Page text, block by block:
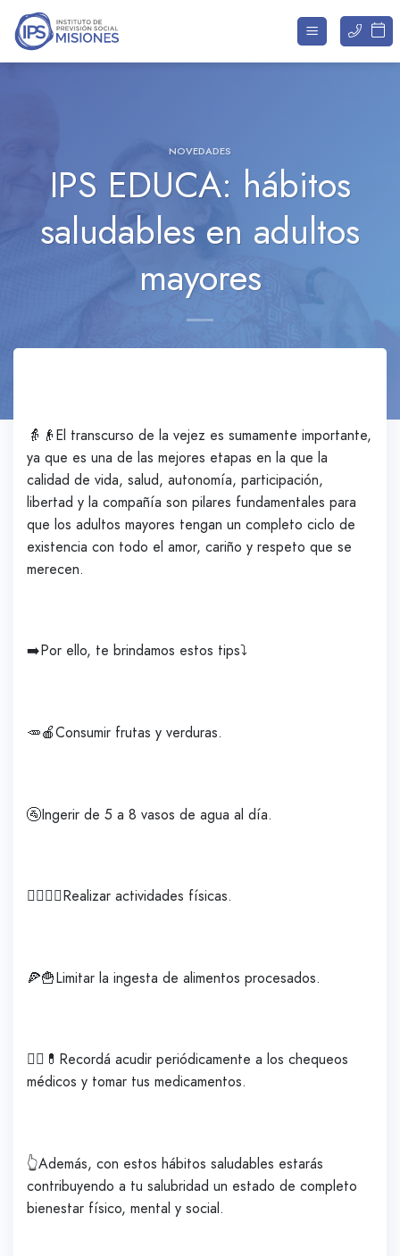
Saltar
contenido
NOVEDADES
IPS EDUCA: hábitos
saludables en adultos
mayores
👵👴El transcurso de la vejez es sumamente importante,
ya que es una de las mejores etapas en la que la
calidad de vida, salud, autonomía, participación,
libertad y la compañía son pilares fundamentales para
que los adultos mayores tengan un completo ciclo de
existencia con todo el amor, cariño y respeto que se
merecen.
➡️Por ello, te brindamos estos tips⤵️
🥕🍎Consumir frutas y verduras.
🚰Ingerir de 5 a 8 vasos de agua al día.
🚴‍♀‍🏃‍♀‍Realizar actividades físicas.
🍕🍟Limitar la ingesta de alimentos procesados.
👨‍⚕️💊Recordá acudir periódicamente a los chequeos
médicos y tomar tus medicamentos.
👆Además, con estos hábitos saludables estarás
contribuyendo a tu salubridad un estado de completo
bienestar físico, mental y social.